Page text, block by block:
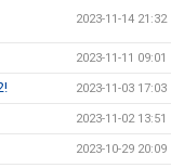
2023-11-14 21:32
2023-11-11 09:01
2023-11-03 17:03
2023-11-02 13:51
2023-10-29 20:09